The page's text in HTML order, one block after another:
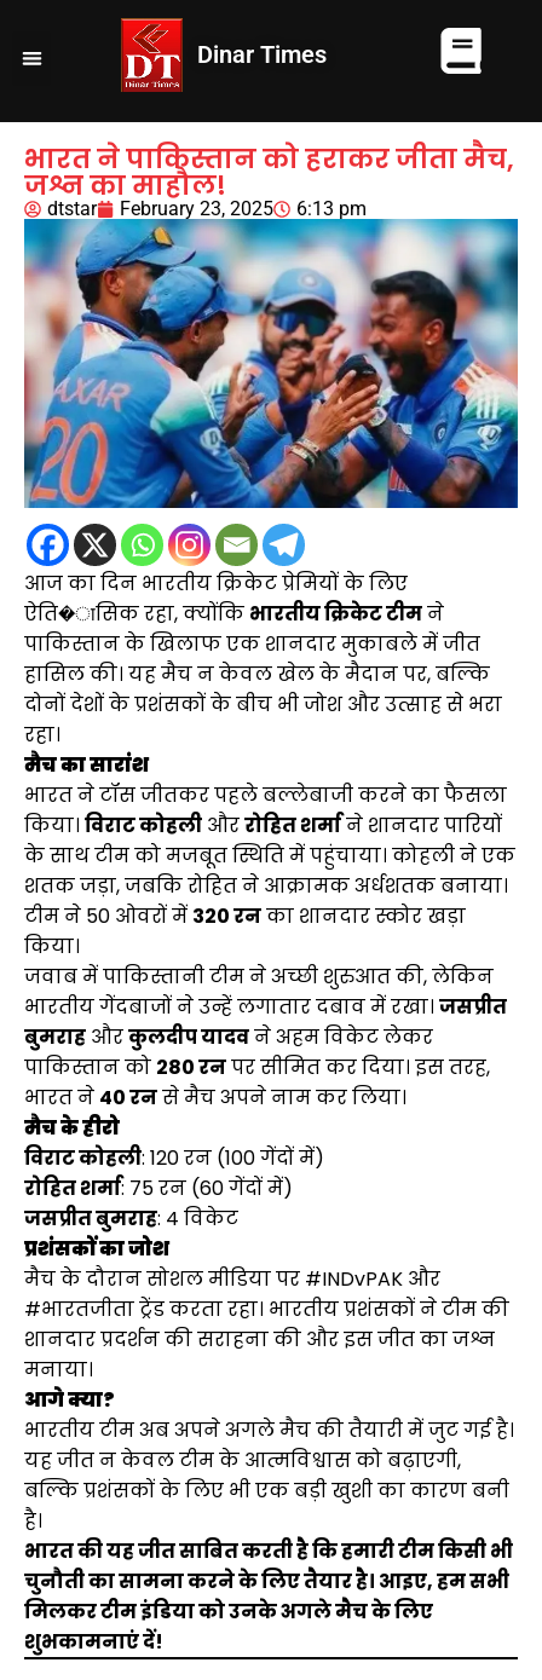
Dinar Times
भारत ने पाकिस्तान को हराकर जीता मैच,
जश्न का माहौल!
dtstar February 23, 2025 6:13 pm
आज का दिन भारतीय क्रिकेट प्रेमियों के लिए
ऐति�ासिक रहा, क्योंकि भारतीय क्रिकेट टीमने
पाकिस्तान के खिलाफ एक शानदार मुकाबले में जीत
हासिल की। यह मैच न केवल खेल के मैदान पर, बल्कि
दोनों देशों के प्रशंसकों के बीच भी जोश और उत्साह से भरा
रहा।
मैच का सारांश
भारत ने टॉस जीतकर पहले बल्लेबाजी करने का फैसला
किया। विराट कोहली औररोहित शर्माने शानदार पारियों
के साथ टीम को मजबूत स्थिति में पहुंचाया। कोहली ने एक
शतक जड़ा, जबकि रोहित ने आक्रामक अर्धशतक बनाया।
टीम ने 50 ओवरों में 320 रनका शानदार स्कोर खड़ा
किया।
जवाब में पाकिस्तानी टीम ने अच्छी शुरुआत की, लेकिन
भारतीय गेंदबाजों ने उन्हें लगातार दबाव में रखा। जसप्रीत
बुमराह औरकुलदीप यादवने अहम विकेट लेकर
पाकिस्तान को 280 रनपर सीमित कर दिया। इस तरह,
भारत ने 40 रनसे मैच अपने नाम कर लिया।
मैच के हीरो
विराट कोहली: 120 रन (100 गेंदों में)
रोहित शर्मा: 75 रन (60 गेंदों में)
जसप्रीत बुमराह: 4 विकेट
प्रशंसकों का जोश
मैच के दौरान सोशल मीडिया पर #INDvPAK और
#भारतजीता ट्रेंड करता रहा। भारतीय प्रशंसकों ने टीम की
शानदार प्रदर्शन की सराहना की और इस जीत का जश्न
मनाया।
आगे क्या?
भारतीय टीम अब अपने अगले मैच की तैयारी में जुट गई है।
यह जीत न केवल टीम के आत्मविश्वास को बढ़ाएगी,
बल्कि प्रशंसकों के लिए भी एक बड़ी खुशी का कारण बनी
है।
भारत की यह जीत साबित करती है कि हमारी टीम किसी भी
चुनौती का सामना करने के लिए तैयार है। आइए, हम सभी
मिलकर टीम इंडिया को उनके अगले मैच के लिए
शुभकामनाएं दें!